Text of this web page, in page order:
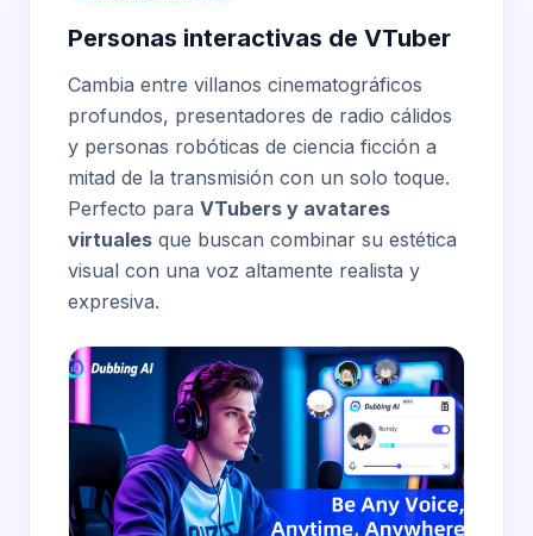
Personas interactivas de VTuber
Cambia entre villanos cinematográficos
profundos, presentadores de radio cálidos
y personas robóticas de ciencia ficción a
mitad de la transmisión con un solo toque.
Perfecto para VTubers y avatares
virtuales que buscan combinar su estética
visual con una voz altamente realista y
expresiva.